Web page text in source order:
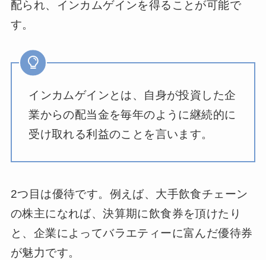
配られ、インカムゲインを得ることが可能で
す。
インカムゲインとは、自身が投資した企
業からの配当金を毎年のように継続的に
受け取れる利益のことを言います。
2つ目は優待です。例えば、大手飲食チェーン
の株主になれば、決算期に飲食券を頂けたり
と、企業によってバラエティーに富んだ優待券
が魅力です。